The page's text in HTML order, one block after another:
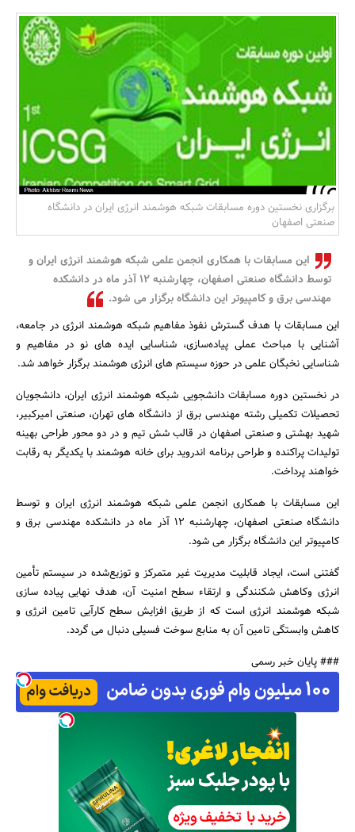
بانک، بیمه و سرمایه
مسکن و ساختمان
برگزاری نخستین دوره مسابقات شبکه هوشمند انرژی ایران در دانشگاه
صنعتی اصفهان
این مسابقات با همکاری انجمن علمی شبکه هوشمند انرژی ایران و
توسط دانشگاه صنعتی اصفهان، چهارشنبه 12 آذر ماه در دانشکده
مهندسی برق و کامپیوتر این دانشگاه برگزار می شود.
این مسابقات با هدف گسترش نفوذ مفاهیم شبکه هوشمند انرژی در جامعه،
آشنایی با مباحث عملی پیاده‌سازی، شناسایی ایده های نو در مفاهیم و
شناسایی نخبگان علمی در حوزه سیستم های انرژی هوشمند برگزار خواهد شد.
در نخستین دوره مسابقات دانشجویی شبکه هوشمند انرژی ایران، دانشجویان
تحصیلات تکمیلی رشته مهندسی برق از دانشگاه های تهران، صنعتی امیرکبیر،
شهید بهشتی و صنعتی اصفهان در قالب شش تیم و در دو محور طراحی بهینه
تولیدات پراکنده و طراحی برنامه اندروید برای خانه هوشمند با یکدیگر به رقابت
خواهند پرداخت.
این مسابقات با همکاری انجمن علمی شبکه هوشمند انرژی ایران و توسط
دانشگاه صنعتی اصفهان، چهارشنبه 12 آذر ماه در دانشکده مهندسی برق و
کامپیوتر این دانشگاه برگزار می شود.
گفتنی است، ایجاد قابلیت مدیریت غیر متمرکز و توزیع‌شده در سیستم تأمین
انرژی وکاهش شکنندگی و ارتقاء سطح امنیت آن، هدف نهایی پیاده سازی
شبکه هوشمند انرژی است که از طریق افزایش سطح کارآیی تامین انرژی و
کاهش وابستگی تامین آن به منابع سوخت فسیلی دنبال می گردد.
### پایان خبر رسمی